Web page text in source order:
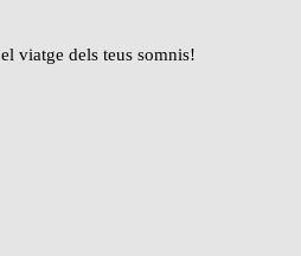
viatge dels teus somnis!